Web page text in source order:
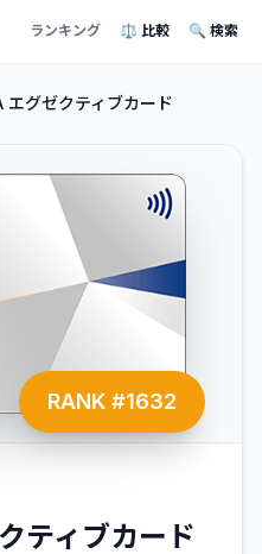
ランキング ⚖️ 比較 🔍 検索
エグゼクティブカード
RANK #1632
ティブカード